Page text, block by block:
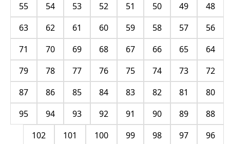
48
49
50
51
52
53
54
55
56
57
58
59
60
61
62
63
64
65
66
67
68
69
70
71
72
73
74
75
76
77
78
79
80
81
82
83
84
85
86
87
88
89
90
91
92
93
94
95
96
97
98
99
100
101
102